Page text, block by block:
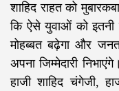
शाहिद राहत को
कि ऐसे युवाओं को इतनी
मोहब्बत बढ़ेगा और
अपना जिम्मेदारी
हाजी शाहिद चंगेजी,